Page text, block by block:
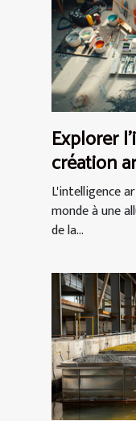
Explorer
création
L'intelligence
monde à une
de la...